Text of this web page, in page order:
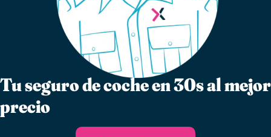
Tu seguro de coche en 30s al mejor
precio